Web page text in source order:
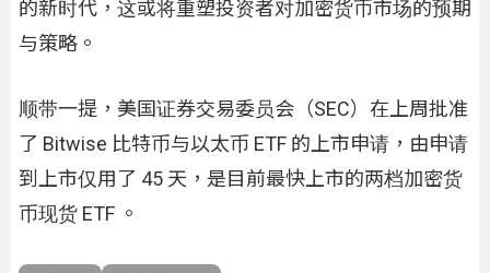
的新时代，这或将重塑投资者对加密货币市场的预期
与策略。
顺带一提，美国证券交易委员会（SEC）在上周批准
了 Bitwise 比特币与以太币 ETF 的上市申请，由申请
到上市仅用了 45 天，是目前最快上市的两档加密货
币现货 ETF 。